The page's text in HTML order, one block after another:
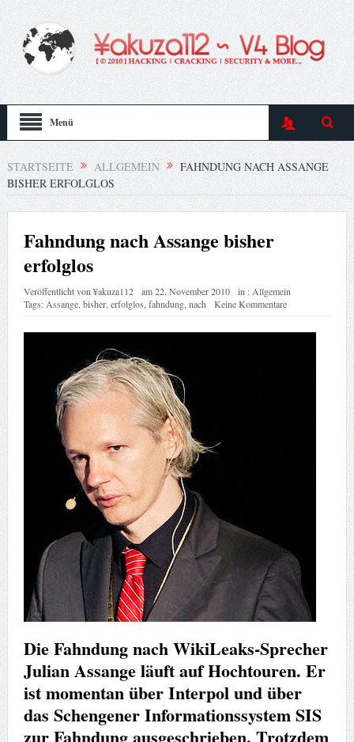
Menü
STARTSEITE ALLGEMEIN
FAHNDUNG NACH ASSANGE
BISHER ERFOLGLOS
Fahndung nach Assange bisher
erfolglos
Veröffentlicht von¥akuza112 am22. November 2010 in : Allgemein
Tags: Assange, bisher, erfolglos fahndung, nach Keine Kommentare
Die Fahndung nach WikiLeaks-Sprecher
Julian Assange läuft auf Hochtouren. Er
ist momentan über Interpol und über
das Schengener Informationssystem SIS